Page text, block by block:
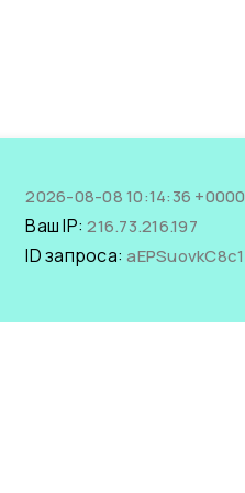
2026-08-08 10:14:36 +0000
Ваш IP:216.73.216.197
ID запроса:aEPSuovkC8c1